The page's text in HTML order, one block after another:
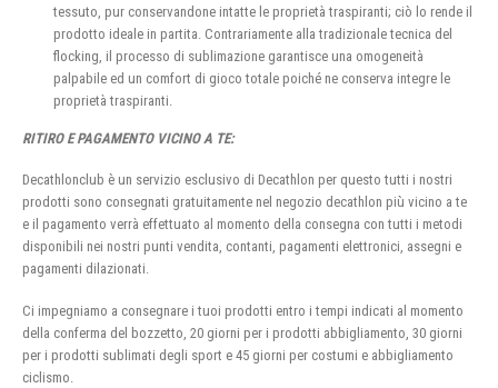
tessuto, pur conservandone intatte le proprietà traspiranti; ciò lo rende il
prodotto ideale in partita. Contrariamente alla tradizionale tecnica del
flocking, il processo di sublimazione garantisce una omogeneità
palpabile ed un comfort di gioco totale poiché ne conserva integre le
proprietà traspiranti.
RITIRO E PAGAMENTO VICINO A TE:
Decathlonclub è un servizio esclusivo di Decathlon per questo tutti i nostri
prodotti sono consegnati gratuitamente nel negozio decathlon più vicino a te
e il pagamento verrà effettuato al momento della consegna con tutti i metodi
disponibili nei nostri punti vendita, contanti, pagamenti elettronici, assegni e
pagamenti dilazionati.
Ci impegniamo a consegnare i tuoi prodotti entro i tempi indicati al momento
della conferma del bozzetto, 20 giorni per i prodotti abbigliamento, 30 giorni
per i prodotti sublimati degli sport e 45 giorni per costumi e abbigliamento
ciclismo.